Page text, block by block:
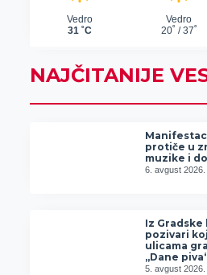
NAJČITANIJE
protiče u
muzike i
6. avgust 2026.
Iz
pozivari
ulicama
„Dane
5. avgust 2026.